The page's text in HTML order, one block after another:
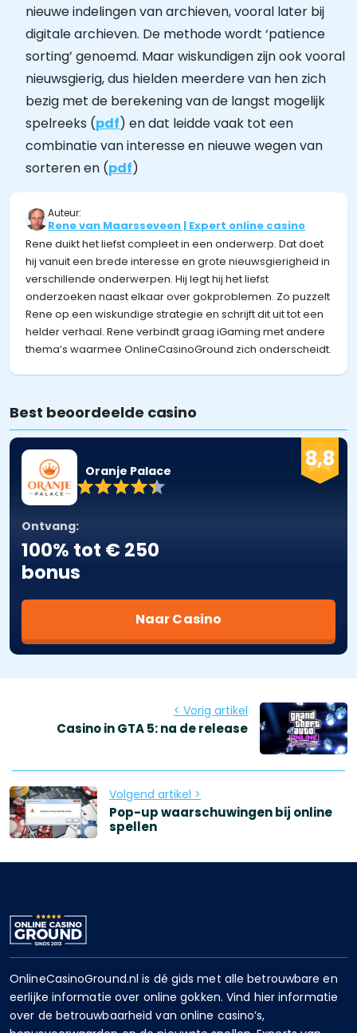
nieuwe indelingen van archieven, vooral later bij
digitale archieven. De methode wordt ‘patience
sorting’ genoemd. Maar wiskundigen zijn ook vooral
nieuwsgierig, dus hielden meerdere van hen zich
bezig met de berekening van de langst mogelijk
spelreeks (pdf) en dat leidde vaak tot een
combinatie van interesse en nieuwe wegen van
sorteren en (pdf)
Auteur:
Rene van Maarsseveen | Expert online casino
Rene duikt het liefst compleet in een onderwerp. Dat doet
hij vanuit een brede interesse en grote nieuwsgierigheid in
verschillende onderwerpen. Hij legt hij het liefst
onderzoeken naast elkaar over gokproblemen. Zo puzzelt
Rene op een wiskundige strategie en schrijft dit uit tot een
helder verhaal. Rene verbindt graag iGaming met andere
thema’s waarmee OnlineCasinoGround zich onderscheidt.
Best beoordeelde casino
8,8
Oranje Palace
Ontvang:
100% tot € 250
bonus
Naar Casino
< Vorig artikel
Casino in GTA 5: na de release
Volgend artikel >
Pop-up waarschuwingen bij online
spellen
OnlineCasinoGround.nl is dé gids met alle betrouwbare en
eerlijke informatie over online gokken. Vind hier informatie
over de betrouwbaarheid van online casino’s,